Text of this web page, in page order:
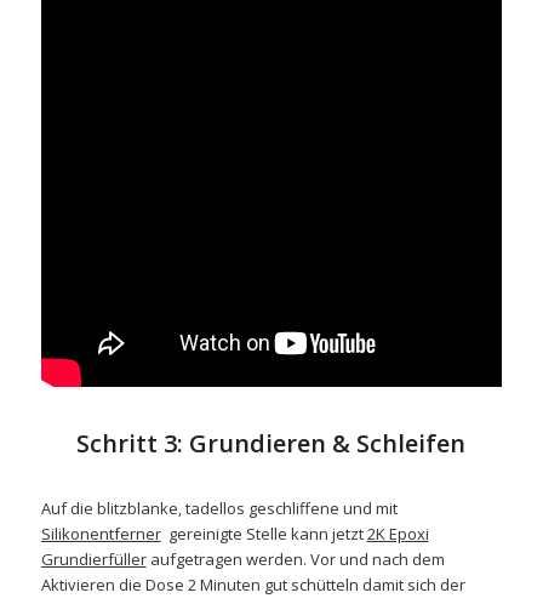
Schritt 3: Grundieren & Schleifen
Auf die blitzblanke, tadellos geschliffene und mit
Silikonentfernergereinigte Stelle kann jetzt2K Epoxi
Grundierfülleraufgetragen werden. Vor und nach dem
Aktivieren die Dose 2 Minuten gut schütteln damit sich der